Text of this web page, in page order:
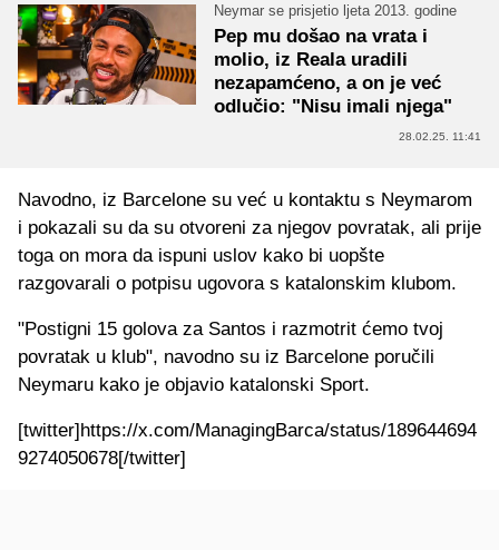
Neymar se prisjetio ljeta 2013. godine
Pep mu došao na vrata i
molio, iz Reala uradili
nezapamćeno, a on je već
odlučio: "Nisu imali njega"
28.02.25. 11:41
Navodno, iz Barcelone su već u kontaktu s Neymarom
i pokazali su da su otvoreni za njegov povratak, ali prije
toga on mora da ispuni uslov kako bi uopšte
razgovarali o potpisu ugovora s katalonskim klubom.
"Postigni 15 golova za Santos i razmotrit ćemo tvoj
povratak u klub", navodno su iz Barcelone poručili
Neymaru kako je objavio katalonski Sport.
[twitter]https://x.com/ManagingBarca/status/189644694
9274050678[/twitter]